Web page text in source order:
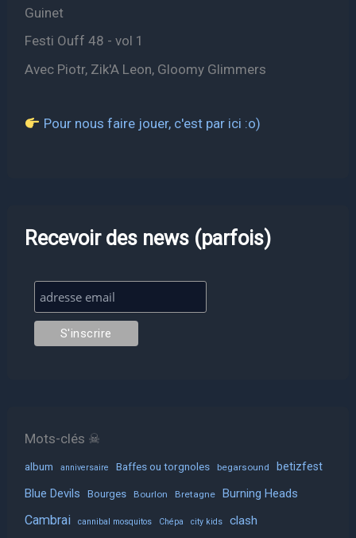
Guinet
Festi Ouff 48 - vol 1
Avec Piotr, Zik'A Leon, Gloomy Glimmers
Pour nous faire jouer, c'est par ici :o)
Recevoir des news (parfois)
Mots-clés ☠
album anniversaire Baffes ou torgnoles begarsound betizfest
Blue Devils Bourges Bourlon Bretagne Burning Heads
Cambrai cannibal mosquitos Chépa city kids
clash